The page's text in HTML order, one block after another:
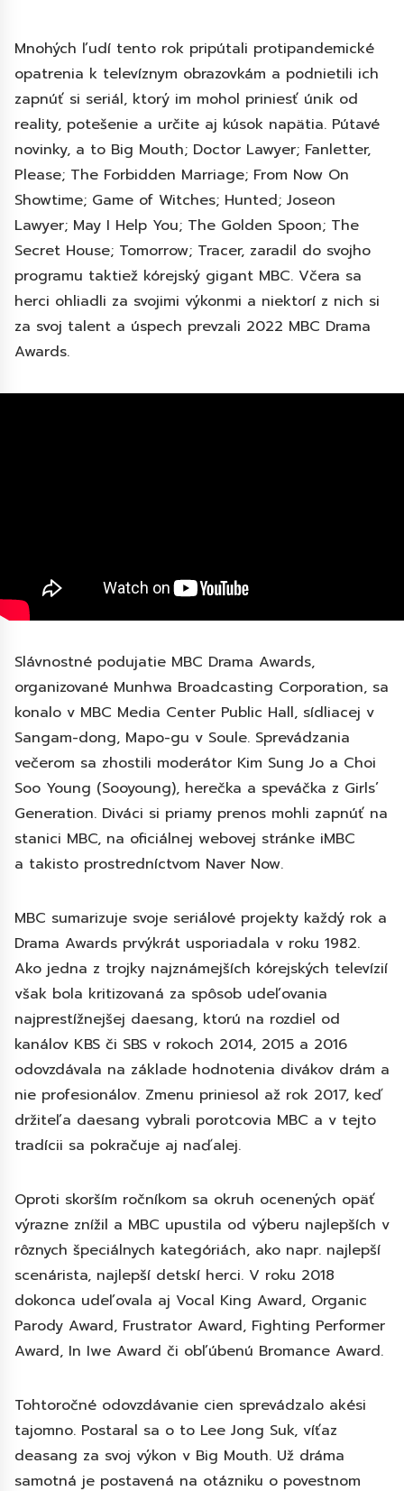
Mnohých ľudí tento rok pripútali protipandemické
opatrenia k televíznym obrazovkám a podnietili ich
zapnúť si seriál, ktorý im mohol priniesť únik od
reality, potešenie a určite aj kúsok napätia. Pútavé
novinky, a to Big Mouth; Doctor Lawyer; Fanletter,
Please; The Forbidden Marriage; From Now On
Showtime; Game of Witches; Hunted; Joseon
Lawyer; May I Help You; The Golden Spoon; The
Secret House; Tomorrow; Tracer, zaradil do svojho
programu taktiež kórejský gigant MBC. Včera sa
herci ohliadli za svojimi výkonmi a niektorí z nich si
za svoj talent a úspech prevzali 2022 MBC Drama
Awards.
Slávnostné podujatie MBC Drama Awards,
organizované Munhwa Broadcasting Corporation, sa
konalo v MBC Media Center Public Hall, sídliacej v
Sangam-dong, Mapo-gu v Soule. Sprevádzania
večerom sa zhostili moderátor Kim Sung Jo a Choi
Soo Young (Sooyoung), herečka a speváčka z Girls’
Generation. Diváci si priamy prenos mohli zapnúť na
stanici MBC, na oficiálnej webovej stránke iMBC
a takisto prostredníctvom Naver Now.
MBC sumarizuje svoje seriálové projekty každý rok a
Drama Awards prvýkrát usporiadala v roku 1982.
Ako jedna z trojky najznámejších kórejských televízií
však bola kritizovaná za spôsob udeľovania
najprestížnejšej daesang, ktorú na rozdiel od
kanálov KBS či SBS v rokoch 2014, 2015 a 2016
odovzdávala na základe hodnotenia divákov drám a
nie profesionálov. Zmenu priniesol až rok 2017, keď
držiteľa daesang vybrali porotcovia MBC a v tejto
tradícii sa pokračuje aj naďalej.
Oproti skorším ročníkom sa okruh ocenených opäť
výrazne znížil a MBC upustila od výberu najlepších v
rôznych špeciálnych kategóriách, ako napr. najlepší
scenárista, najlepší detskí herci. V roku 2018
dokonca udeľovala aj Vocal King Award, Organic
Parody Award, Frustrator Award, Fighting Performer
Award, In Iwe Award či obľúbenú Bromance Award.
Tohtoročné odovzdávanie cien sprevádzalo akési
tajomno. Postaral sa o to Lee Jong Suk, víťaz
deasang za svoj výkon v Big Mouth. Už dráma
samotná je postavená na otázniku o povestnom